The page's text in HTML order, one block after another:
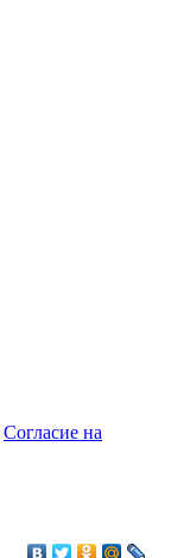
Согласие на